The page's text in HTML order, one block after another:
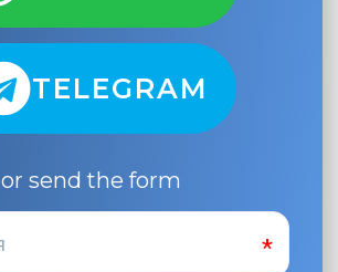
TELEGRAM
or send the form